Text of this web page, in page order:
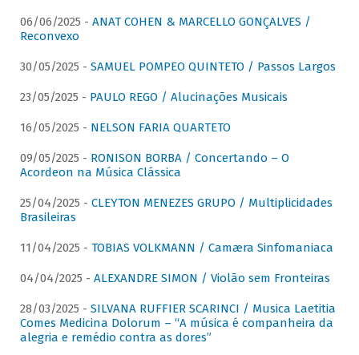
06/06/2025 - ANAT COHEN & MARCELLO GONÇALVES /
Reconvexo
30/05/2025 - SAMUEL POMPEO QUINTETO / Passos Largos
23/05/2025 - PAULO REGO / Alucinações Musicais
16/05/2025 - NELSON FARIA QUARTETO
09/05/2025 - RONISON BORBA / Concertando – O
Acordeon na Música Clássica
25/04/2025 - CLEYTON MENEZES GRUPO / Multiplicidades
Brasileiras
11/04/2025 - TOBIAS VOLKMANN / Camæra Sinfomaniaca
04/04/2025 - ALEXANDRE SIMON / Violão sem Fronteiras
28/03/2025 - SILVANA RUFFIER SCARINCI / Musica Laetitia
Comes Medicina Dolorum – “A música é companheira da
alegria e remédio contra as dores”